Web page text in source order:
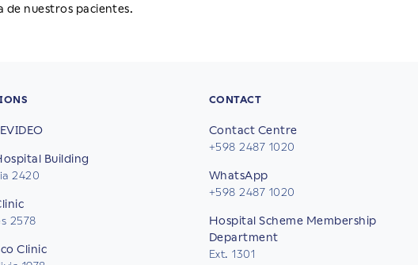
de nuestros pacientes.
Building
2420
2578
Clinic
CONTACT
Contact Centre
+598 2487 1020
WhatsApp
+598 2487 1020
Hospital Scheme Membership
Department
Ext. 1301